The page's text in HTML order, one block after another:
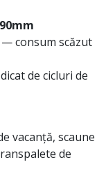
consum scăzut
de cicluri de
vacanță, scaune
de